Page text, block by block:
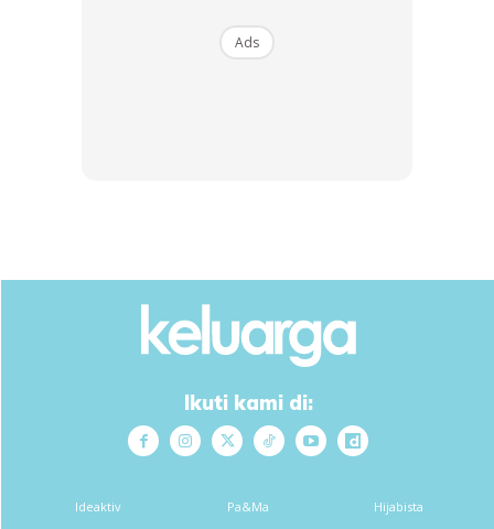
Yang masih ada mak ayah. Rugilah jika jarang sekali
Ads
Ikuti kami di:
Ideaktiv Pa&Ma Hijabista